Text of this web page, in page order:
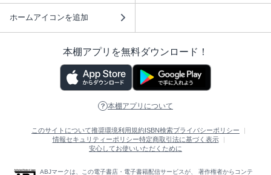
ホームアイコンを追加
本棚アプリを無料ダウンロード！
本棚アプリについて
このサイトについて推奨環境利用規約 ISBN検索プライバシーポリシー
情報セキュリティーポリシー特定商取引法に基づく表示
安心してお使いいただくために
ABJマークは、この電子書店・電子書籍配信サービスが、 著作権者からコンテ